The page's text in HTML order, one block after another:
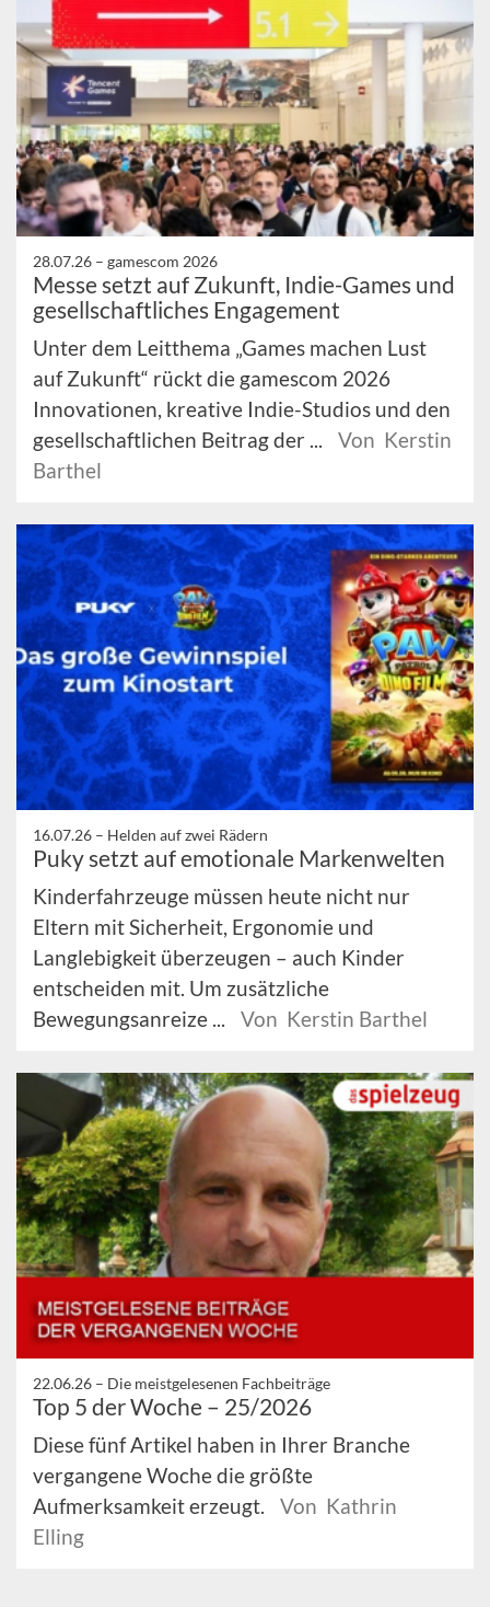
28.07.26 – gamescom 2026
Messe setzt auf Zukunft, Indie-Games und
gesellschaftliches Engagement
Unter dem Leitthema „Games machen Lust
auf Zukunft“ rückt die gamescom 2026
Innovationen, kreative Indie-Studios und den
gesellschaftlichen Beitrag der ...
Von Kerstin
Barthel
16.07.26 – Helden auf zwei Rädern
Puky setzt auf emotionale Markenwelten
Kinderfahrzeuge müssen heute nicht nur
Eltern mit Sicherheit, Ergonomie und
Langlebigkeit überzeugen – auch Kinder
entscheiden mit. Um zusätzliche
Bewegungsanreize ...
Von Kerstin Barthel
22.06.26 – Die meistgelesenen Fachbeiträge
Top 5 der Woche – 25/2026
Diese fünf Artikel haben in Ihrer Branche
vergangene Woche die größte
Aufmerksamkeit erzeugt.
Von Kathrin
Elling